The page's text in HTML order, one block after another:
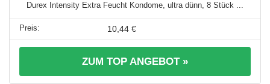
Durex Intensity Extra Feucht Kondome, ultra dünn, 8 Stück ...
10,44 €
ZUM TOP ANGEBOT »